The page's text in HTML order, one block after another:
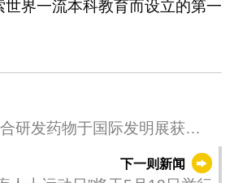
世界一流本科教育而设立的第一
研发药物于国际发明展获金
下一则新闻